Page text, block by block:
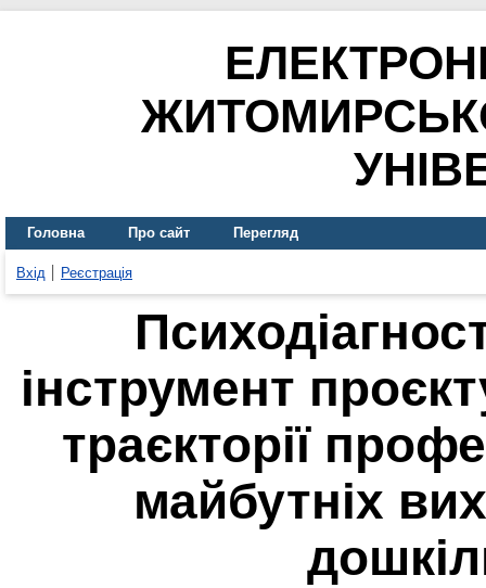
Головна Про сайт Перегляд
Вхід Реєстрація
інструмент
траєкторії
майбутніх